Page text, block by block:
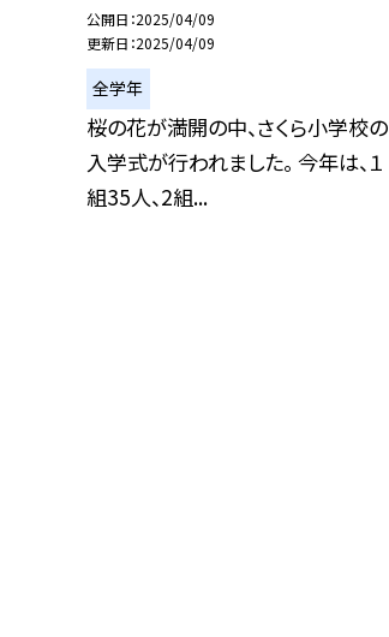
公開日 2025/04/09
更新日 2025/04/09
全学年
桜の花が満開の中、さくら小学校の
入学式が行われました。 今年は、１
組35人、2組...